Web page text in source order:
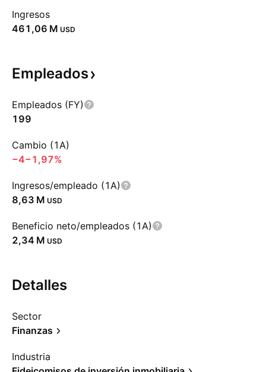
Ingresos
‪461,06 M‬ USD
Empleados
Empleados (FY)
199
Cambio (1A)
−4−1,97%
Ingresos/empleado (1A)
‪8,63 M‬ USD
Beneficio neto/empleados (1A)
‪2,34 M‬ USD
Detalles
Sector
Finanzas
Industria